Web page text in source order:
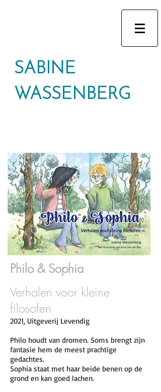
SABINE
WASSENBERG
Philo & Sophia
Verhalen voor kleine
filosofen
2021, Uitgeverij Levendig
Philo houdt van dromen. Soms brengt zijn
fantasie hem de meest prachtige
gedachtes.
Sophia staat met haar beide benen op de
grond en kan goed lachen.